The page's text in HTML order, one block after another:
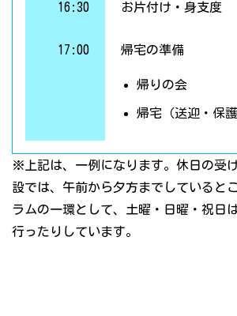
16:30 お片付け・身支度
17:00 帰宅の準備
帰りの会
帰宅（送迎・保
※上記は、一例になります。休日の受
設では、午前から夕方までしていると
ラムの一環として、土曜・日曜・祝日
行ったりしています。